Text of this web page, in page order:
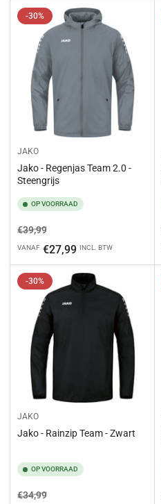
-30%
JAKO
Jako - Regenjas Team 2.0 -
Steengrijs
OP VOORRAAD
Normale
prijs
€39,99Aanbiedingsprijs
VANAF €27,99 INCL. BTW
-30%
JAKO
Jako - Rainzip Team - Zwart
OP VOORRAAD
Normale
€34,99Aanbiedingsprijs